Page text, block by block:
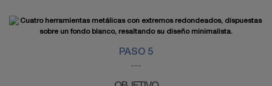
PASO 5
---